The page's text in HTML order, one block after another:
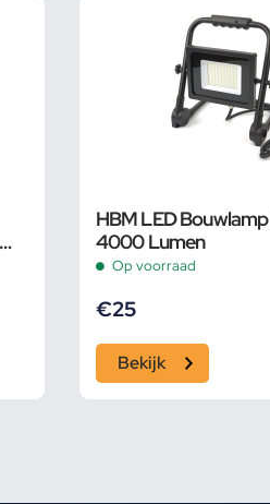
HBM LED Bouwlamp 50 Watt –
4000 Lumen
Op voorraad
€25
Bekijk